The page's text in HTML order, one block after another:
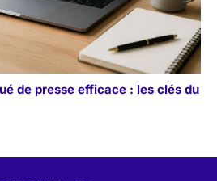
de presse efficace : les clés du